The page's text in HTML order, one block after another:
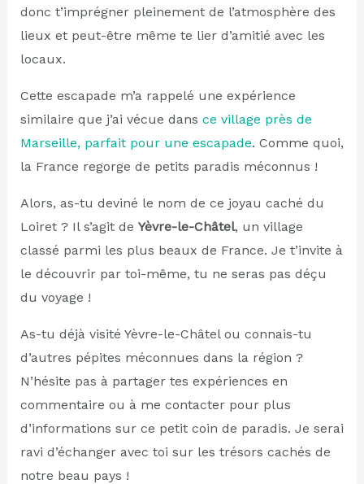
donc t’imprégner pleinement de l’atmosphère des
lieux et peut-être même te lier d’amitié avec les
locaux.
Cette escapade m’a rappelé une expérience
similaire que j’ai vécue dans ce village près de
Marseille, parfait pour une escapade. Comme quoi,
la France regorge de petits paradis méconnus !
Alors, as-tu deviné le nom de ce joyau caché du
Loiret ? Il s’agit de Yèvre-le-Châtel, un village
classé parmi les plus beaux de France. Je t’invite à
le découvrir par toi-même, tu ne seras pas déçu
du voyage !
As-tu déjà visité Yèvre-le-Châtel ou connais-tu
d’autres pépites méconnues dans la région ?
N’hésite pas à partager tes expériences en
commentaire ou à me contacter pour plus
d’informations sur ce petit coin de paradis. Je serai
ravi d’échanger avec toi sur les trésors cachés de
notre beau pays !